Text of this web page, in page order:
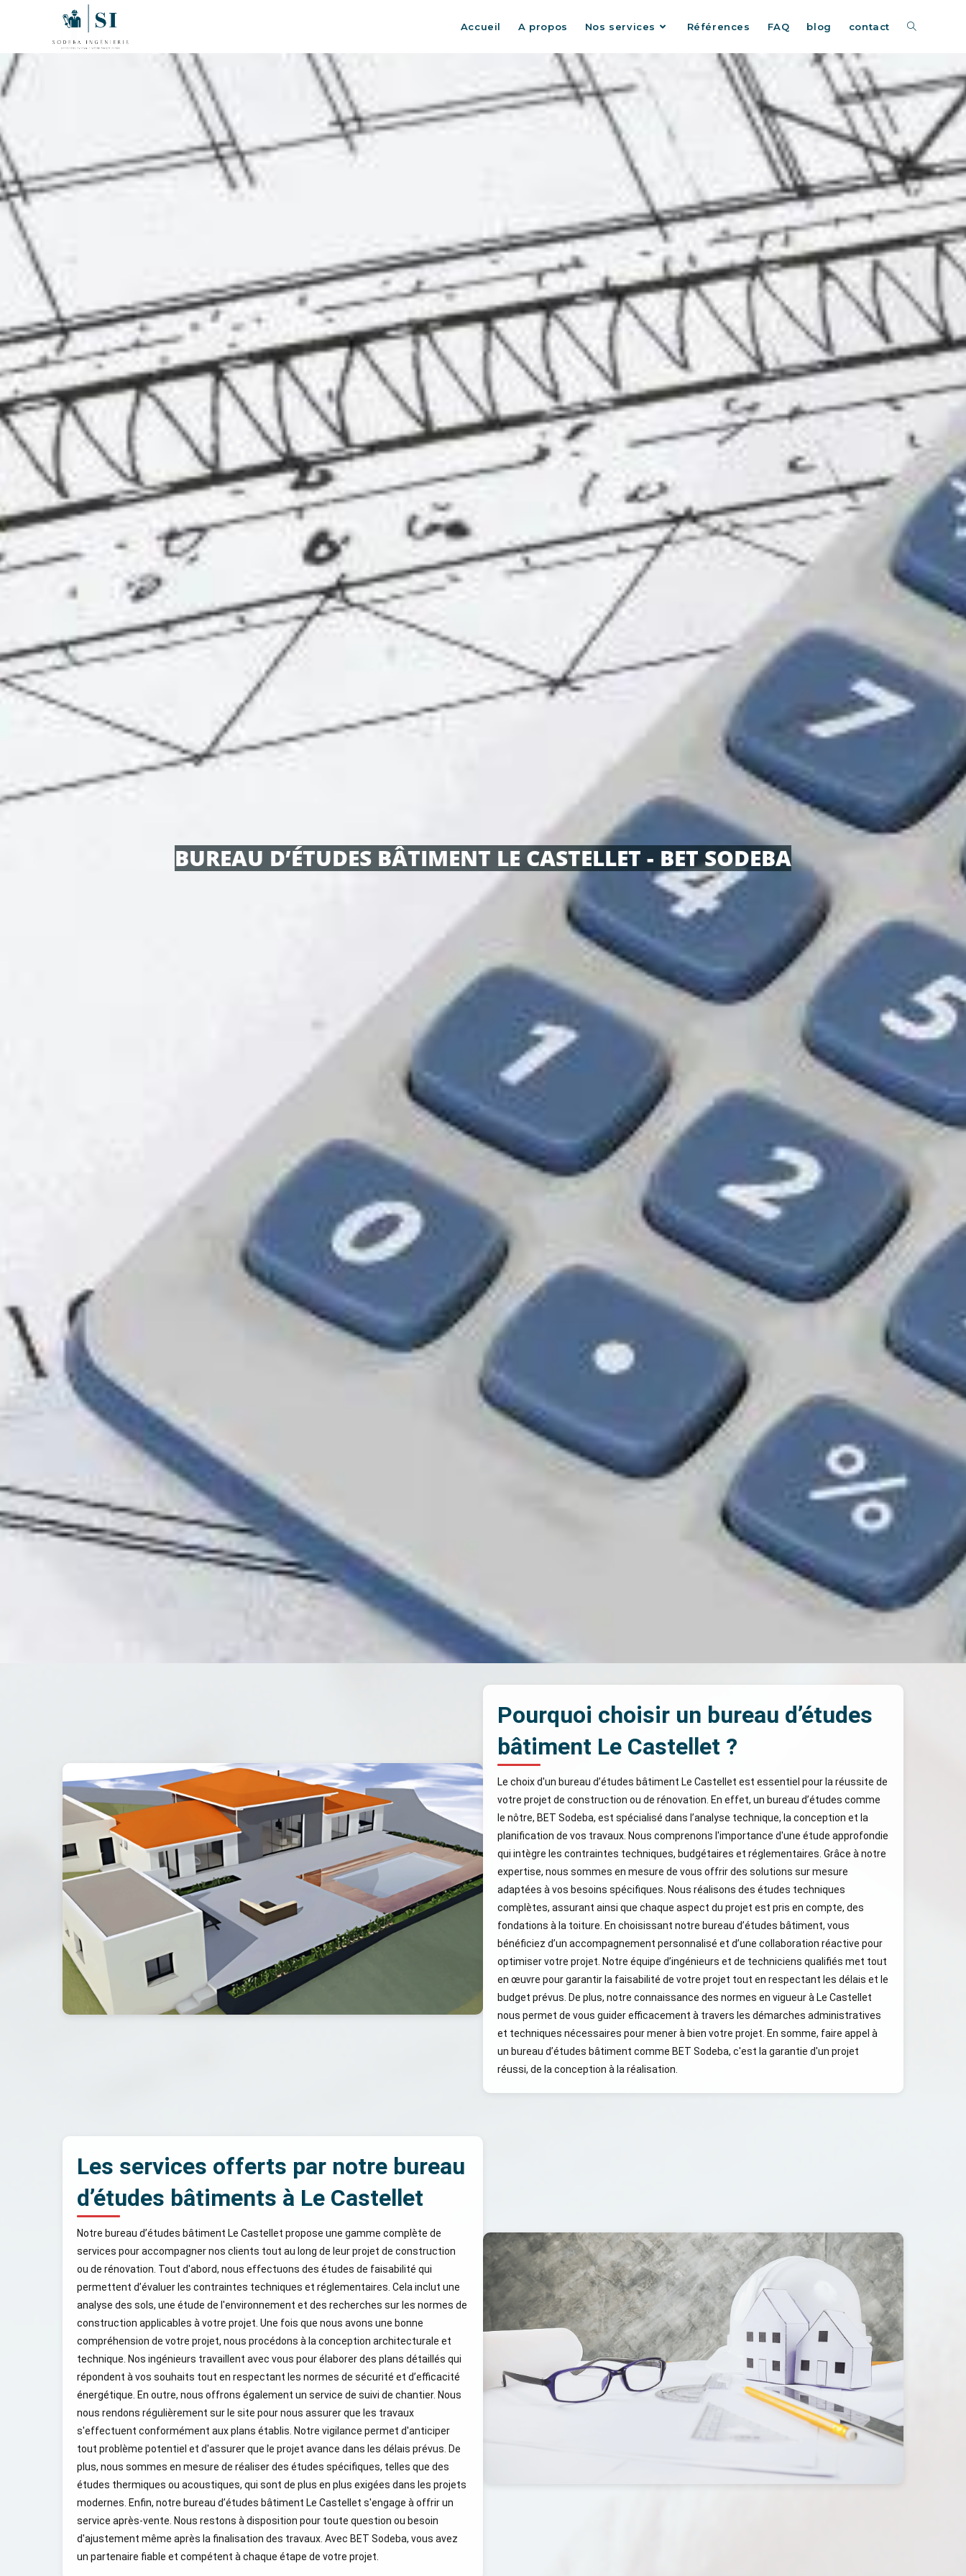
Accueil A propos Nos services Références FAQ blog contact
BUREAU D’ÉTUDES BÂTIMENT LE CASTELLET - BET SODEBA
Pourquoi choisir un bureau d’études
bâtiment Le Castellet ?
Le choix d'un bureau d’études bâtiment Le Castellet est essentiel pour la réussite de
votre projet de construction ou de rénovation. En effet, un bureau d’études comme
le nôtre, BET Sodeba, est spécialisé dans l’analyse technique, la conception et la
planification de vos travaux. Nous comprenons l'importance d'une étude approfondie
qui intègre les contraintes techniques, budgétaires et réglementaires. Grâce à notre
expertise, nous sommes en mesure de vous offrir des solutions sur mesure
adaptées à vos besoins spécifiques. Nous réalisons des études techniques
complètes, assurant ainsi que chaque aspect du projet est pris en compte, des
fondations à la toiture. En choisissant notre bureau d’études bâtiment, vous
bénéficiez d’un accompagnement personnalisé et d’une collaboration réactive pour
optimiser votre projet. Notre équipe d’ingénieurs et de techniciens qualifiés met tout
en œuvre pour garantir la faisabilité de votre projet tout en respectant les délais et le
budget prévus. De plus, notre connaissance des normes en vigueur à Le Castellet
nous permet de vous guider efficacement à travers les démarches administratives
et techniques nécessaires pour mener à bien votre projet. En somme, faire appel à
un bureau d’études bâtiment comme BET Sodeba, c'est la garantie d'un projet
réussi, de la conception à la réalisation.
Les services offerts par notre bureau
d’études bâtiments à Le Castellet
Notre bureau d’études bâtiment Le Castellet propose une gamme complète de
services pour accompagner nos clients tout au long de leur projet de construction
ou de rénovation. Tout d'abord, nous effectuons des études de faisabilité qui
permettent d’évaluer les contraintes techniques et réglementaires. Cela inclut une
analyse des sols, une étude de l'environnement et des recherches sur les normes de
construction applicables à votre projet. Une fois que nous avons une bonne
compréhension de votre projet, nous procédons à la conception architecturale et
technique. Nos ingénieurs travaillent avec vous pour élaborer des plans détaillés qui
répondent à vos souhaits tout en respectant les normes de sécurité et d’efficacité
énergétique. En outre, nous offrons également un service de suivi de chantier. Nous
nous rendons régulièrement sur le site pour nous assurer que les travaux
s'effectuent conformément aux plans établis. Notre vigilance permet d'anticiper
tout problème potentiel et d'assurer que le projet avance dans les délais prévus. De
plus, nous sommes en mesure de réaliser des études spécifiques, telles que des
études thermiques ou acoustiques, qui sont de plus en plus exigées dans les projets
modernes. Enfin, notre bureau d’études bâtiment Le Castellet s'engage à offrir un
service après-vente. Nous restons à disposition pour toute question ou besoin
d'ajustement même après la finalisation des travaux. Avec BET Sodeba, vous avez
un partenaire fiable et compétent à chaque étape de votre projet.